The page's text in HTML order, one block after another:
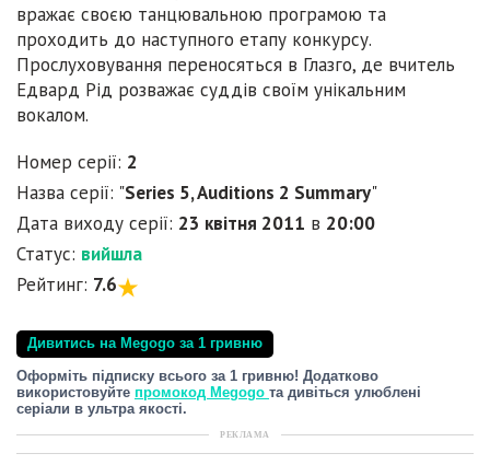
вражає своєю танцювальною програмою та
проходить до наступного етапу конкурсу.
Прослуховування переносяться в Глазго, де вчитель
Едвард Рід розважає суддів своїм унікальним
вокалом.
Номер серії: 2
Назва серії: "Series 5, Auditions 2 Summary"
Дата виходу серії: 23 квітня 2011 в 20:00
Статус: вийшла
Рейтинг: 7.6
Дивитись на Megogo за 1 гривню
Оформіть підписку всього за 1 гривню! Додатково
використовуйте промокод Megogo та дивіться улюблені
серіали в ультра якості.
РЕКЛАМА